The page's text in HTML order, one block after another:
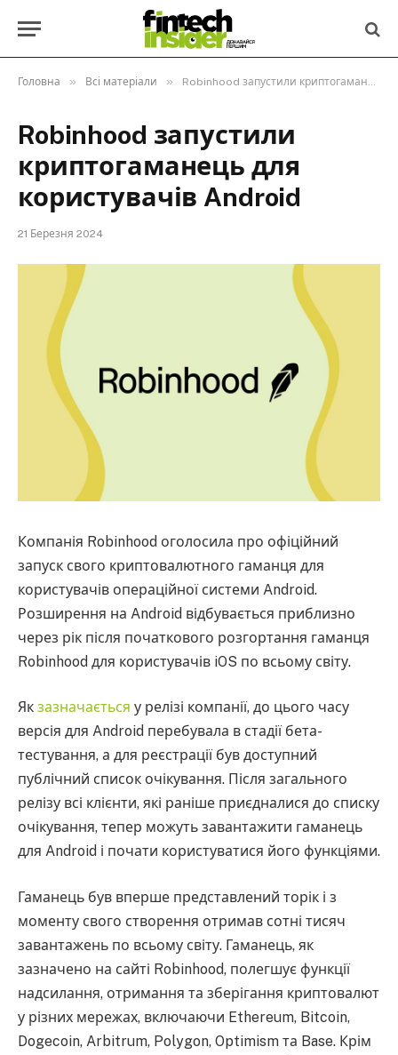
Головна » Всі матеріали » Robinhood запустили криптогаманець для користувачів Android
Robinhood запустили
криптогаманець для
користувачів Android
21 Березня 2024
Компанія Robinhood оголосила про офіційний
запуск свого криптовалютного гаманця для
користувачів операційної системи Android.
Розширення на Android відбувається приблизно
через рік після початкового розгортання гаманця
Robinhood для користувачів iOS по всьому світу.
Як зазначається у релізі компанії, до цього часу
версія для Android перебувала в стадії бета-
тестування, а для реєстрації був доступний
публічний список очікування. Після загального
релізу всі клієнти, які раніше приєдналися до списку
очікування, тепер можуть завантажити гаманець
для Android і почати користуватися його функціями.
Гаманець був вперше представлений торік і з
моменту свого створення отримав сотні тисяч
завантажень по всьому світу. Гаманець, як
зазначено на сайті Robinhood, полегшує функції
надсилання, отримання та зберігання криптовалют
у різних мережах, включаючи Ethereum, Bitcoin,
Dogecoin, Arbitrum, Polygon, Optimism та Base. Крім